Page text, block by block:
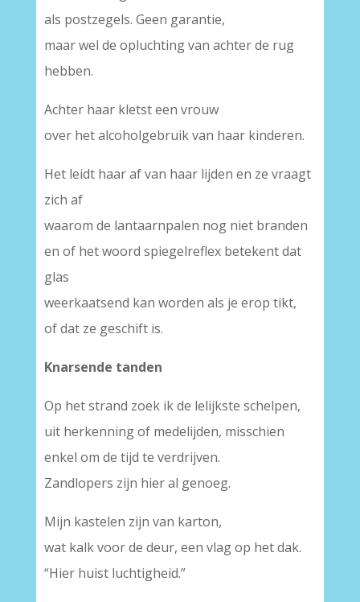
als postzegels. Geen garantie,
maar wel de opluchting van achter de rug
hebben.
Achter haar kletst een vrouw
over het alcoholgebruik van haar kinderen.
Het leidt haar af van haar lijden en ze vraagt
zich af
waarom de lantaarnpalen nog niet branden
en of het woord spiegelreflex betekent dat
glas
weerkaatsend kan worden als je erop tikt,
of dat ze geschift is.
Knarsende tanden
Op het strand zoek ik de lelijkste schelpen,
uit herkenning of medelijden, misschien
enkel om de tijd te verdrijven.
Zandlopers zijn hier al genoeg.
Mijn kastelen zijn van karton,
wat kalk voor de deur, een vlag op het dak.
“Hier huist luchtigheid.”